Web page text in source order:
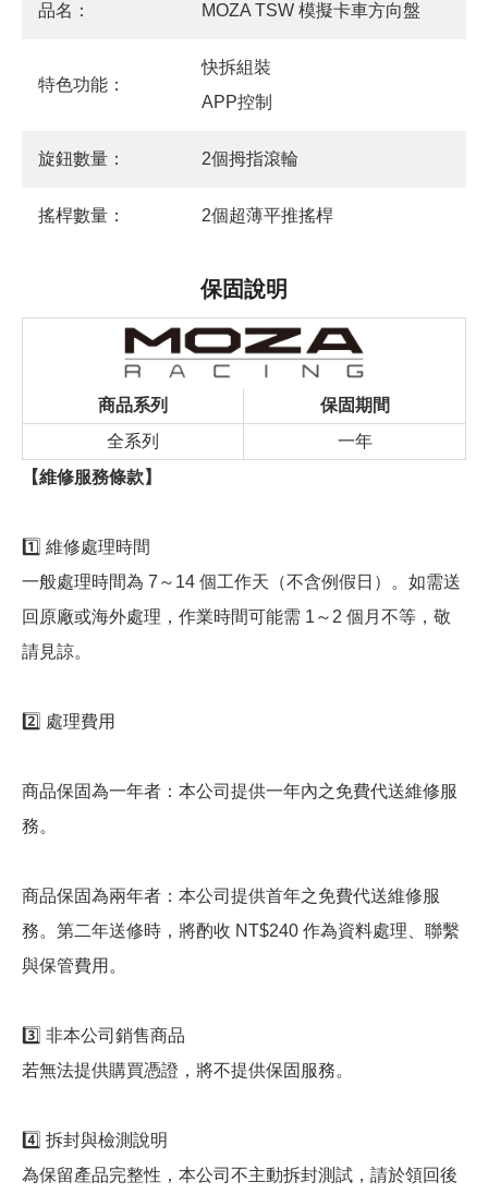
品名： MOZA TSW 模擬卡車方向盤
特色功能：
快拆組裝
APP控制
旋鈕數量： 2個拇指滾輪
搖桿數量： 2個超薄平推搖桿
保固說明
商品系列
保固期間
全系列
一年
【維修服務條款】
1️⃣ 維修處理時間
一般處理時間為 7～14 個工作天（不含例假日）。如需送
回原廠或海外處理，作業時間可能需 1～2 個月不等，敬
請見諒。
2️⃣ 處理費用
商品保固為一年者：本公司提供一年內之免費代送維修服
務。
商品保固為兩年者：本公司提供首年之免費代送維修服
務。第二年送修時，將酌收 NT$240 作為資料處理、聯繫
與保管費用。
3️⃣ 非本公司銷售商品
若無法提供購買憑證，將不提供保固服務。
4️⃣ 拆封與檢測說明
為保留產品完整性，本公司不主動拆封測試，請於領回後